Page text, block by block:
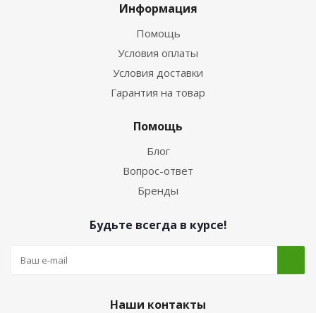
Информация
Помощь
Условия оплаты
Условия доставки
Гарантия на товар
Помощь
Блог
Вопрос-ответ
Бренды
Будьте всегда в курсе!
Наши контакты